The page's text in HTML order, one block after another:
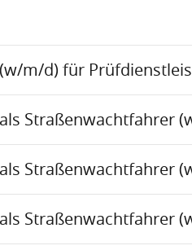
m/d) für
Straßenwachtfahrer
Straßenwachtfahrer
Straßenwachtfahrer